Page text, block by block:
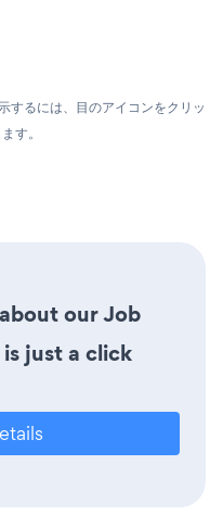
するには、目のアイコンをクリッ
す。
our Job
just a click